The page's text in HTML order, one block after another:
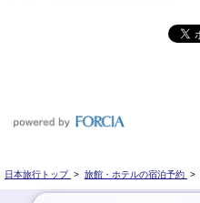
日本旅行トップ > 旅館・ホテルの宿泊予約 >